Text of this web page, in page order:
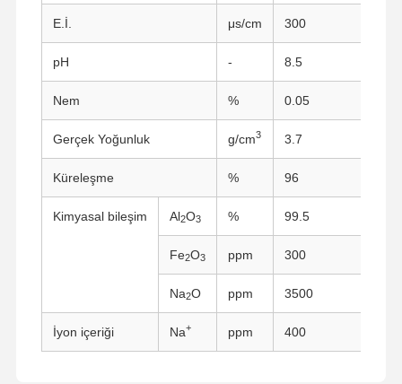
E.İ. μs/cm 300
pH - 8.5
Nem % 0.05
Gerçek Yoğunluk g/cm3 3.7
Küreleşme % 96
Kimyasal bileşim Al2O3 % 99.5
Fe2O3 ppm 300
Na2O ppm 3500
İyon içeriği Na+ ppm 400